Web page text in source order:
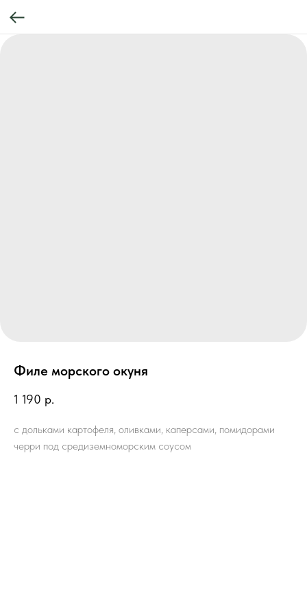
Филе морского окуня
1 190 р.
с дольками картофеля, оливками, каперсами, помидорами
черри под средиземноморским соусом